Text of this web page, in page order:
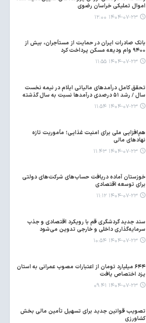
اموال تملیکی خراسان رضوی
۱۴۰۴-۰۷-۲۳ ۱۲:۰۰
بانک صادرات ایران در حمایت از مستأجران، بیش از
۹۴۰۰ وام ودیعه مسکن پرداخت کرد
۱۴۰۴-۰۷-۲۳ ۱۱:۵۵
تحقق کامل درآمدهای مالیاتی ایلام در نیمه نخست
سال / رشد ۵۱ درصدی درآمدها نسبت به سال گذشته
۱۴۰۴-۰۷-۲۳ ۱۱:۵۴
هم‌افزایی ملی برای امنیت غذایی؛ مأموریت تازه
نهادهای مالی
۱۴۰۴-۰۷-۲۳ ۱۱:۴۳
خوزستان آماده دریافت حساب‌های شرکت‌های دولتی
برای توسعه اقتصادی
۱۴۰۴-۰۷-۲۳ ۱۱:۱۲
سند جدید گردشگری قم با رویکرد اقتصادی و جذب
سرمایه‌گذاری داخلی و خارجی تدوین می‌شود
۱۴۰۴-۰۷-۲۳ ۱۰:۵۴
۶۴۴ میلیارد تومان از اعتبارات مصوب عمرانی به استان
یزد اختصاص یافت
۱۴۰۴-۰۷-۲۳ ۰۹:۴۱
تصویب قوانین جدید برای تسهیل تأمین مالی بخش
کشاورزی